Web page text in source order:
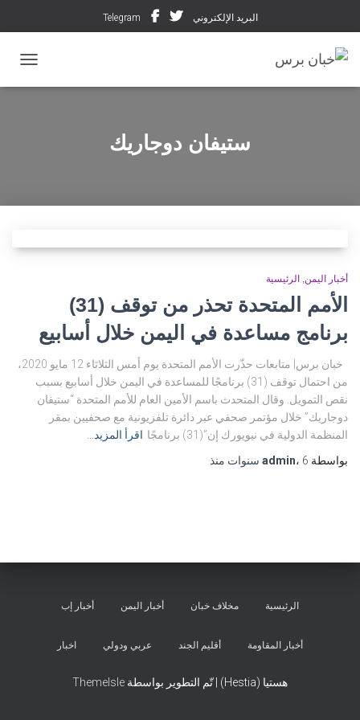
البريد الإلكتروني Telegram
ستيفان دوجاريك
أخبار اليمن الرئيسية
الأمم المتحدة تحذر من توقف (31)
برنامج مساعدة في اليمن خلال أسابيع
خبان برس| متابعات حذّرت الأمم المتحدة يوم أمس الثلاثاء 12 مايو 2020،
من احتمال توقف (31) برنامجًا للمساعدة في اليمن خلال أسابيع بسبب
نقص التمويل. وقال المتحدث باسم الأمين العام للأمم المتحدة “ستيفان
دوجاريك” خلال مؤتمر صحفي عبر دائرة تلفزيونية مع صحفيين بمقر
المنظمة الدولية في نيويورك إن”(31) برنامجًا
اقرأ المزيد…
بواسطة
admin، 6 سنوات منذ
الرئيسية مخلاف خبان أخبار اليمن أخبار إب
أخبار المقاومة أقليم الجند عربي ودولي اخبار
هستيا (Hestia) | تّم التطوير بواسطة ThemeIsle